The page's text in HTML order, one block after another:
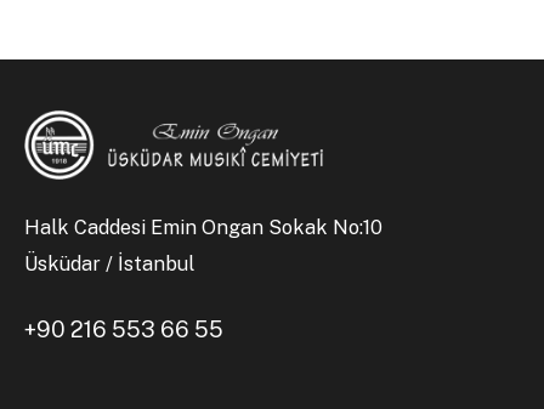
Halk Caddesi Emin Ongan Sokak No:10
Üsküdar / İstanbul
+90 216 553 66 55